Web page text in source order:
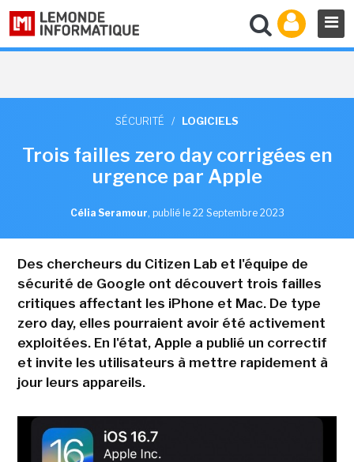
SÉCURITÉ / LOGICIELS
Trois failles zero day corrigées en
urgence par Apple
Célia Seramour, publié le 22 Septembre 2023
Des chercheurs du Citizen Lab et l'équipe de
sécurité de Google ont découvert trois failles
critiques affectant les iPhone et Mac. De type
zero day, elles pourraient avoir été activement
exploitées. En l'état, Apple a publié un correctif
et invite les utilisateurs à mettre rapidement à
jour leurs appareils.